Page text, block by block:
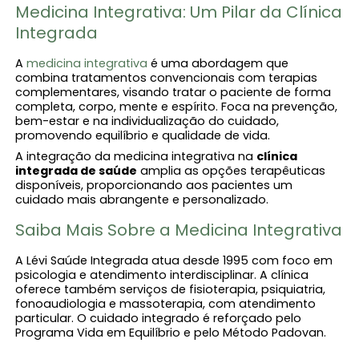
Medicina Integrativa: Um Pilar da Clínica
Integrada
Amedicina integrativa é uma abordagem que
combina tratamentos convencionais com terapias
complementares, visando tratar o paciente de forma
completa, corpo, mente e espírito. Foca na prevenção,
bem-estar e na individualização do cuidado,
promovendo equilíbrio e qualidade de vida.
A integração da medicina integrativa na clínica
integrada de saúde amplia as opções terapêuticas
disponíveis, proporcionando aos pacientes um
cuidado mais abrangente e personalizado.
Saiba Mais Sobre a Medicina Integrativa
A Lévi Saúde Integrada atua desde 1995 com foco em
psicologia e atendimento interdisciplinar. A clínica
oferece também serviços de fisioterapia, psiquiatria,
fonoaudiologia e massoterapia, com atendimento
particular. O cuidado integrado é reforçado pelo
Programa Vida em Equilíbrio e pelo Método Padovan.